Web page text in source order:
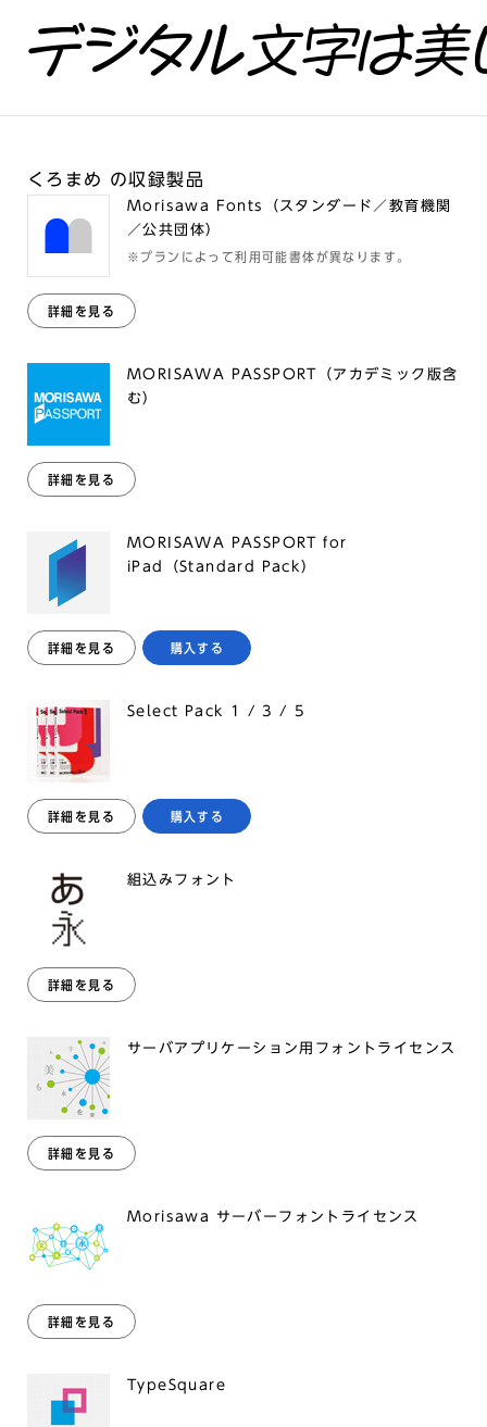
デジタル文字は
くろまめ の収録製品
Morisawa Fonts（スタンダード／教育機関
／公共団体）
※プランによって利用可能書体が異なります。
詳細を見る
MORISAWA PASSPORT（アカデミック版含
む）
詳細を見る
MORISAWA PASSPORT for
iPad（Standard Pack）
詳細を見る 購入する
Select Pack 1 / 3 / 5
詳細を見る 購入する
組込みフォント
詳細を見る
サーバアプリケーション用フォントライセンス
詳細を見る
Morisawa サーバーフォントライセンス
詳細を見る
TypeSquare